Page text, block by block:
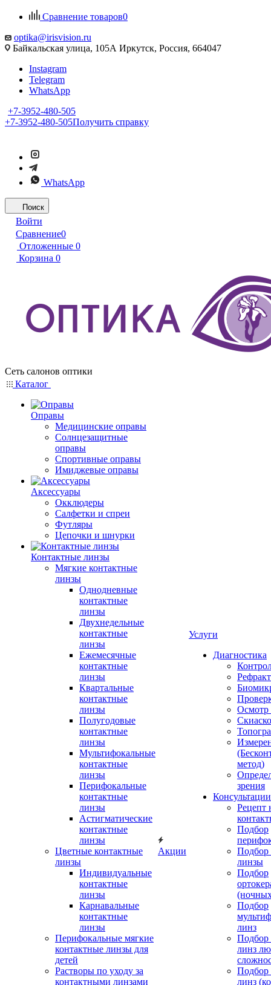
Сравнение товаров0
optika@irisvision.ru
Байкальская улица, 105А Иркутск, Россия, 664047
Instagram
Telegram
WhatsApp
+7-3952-480-505
+7-3952-480-505Получить справку
WhatsApp
Поиск
Войти
Сравнение0
Отложенные 0
Корзина 0
Сеть салонов оптики
Каталог
Оправы
Медицинские оправы
Солнцезащитные
оправы
Спортивные оправы
Имиджевые оправы
Аксессуары
Окклюдеры
Салфетки и спреи
Футляры
Цепочки и шнурки
Контактные линзы
Мягкие контактные
линзы
Однодневные
контактные
линзы
Двухнедельные
контактные
линзы
Ежемесячные
контактные
линзы
Квартальные
контактные
линзы
Полугодовые
контактные
линзы
Мультифокальные
контактные
линзы
Перифокальные
контактные
линзы
Астигматические
контактные
линзы
Цветные контактные
линзы
Индивидуальные
контактные
линзы
Карнавальные
контактные
линзы
Перифокальные мягкие
контактные линзы для
детей
Растворы по уходу за
контактными линзами
Акции
Услуги
Диагностика
Осмотр
метод)
зрения
Рецепт
Подбор
Подбор
линзы
Подбор
Подбор
линз
Подбор
линз
Подбор
линз